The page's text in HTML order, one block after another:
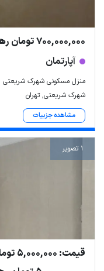
700,000,000 تومان رهن
آپارتمان
منزل مسکونی شهرک شریعتی
شهرک شریعتی, تهران
مشاهده جزییات
1 تصویر
قیمت: 5,000,000 تومان اجاره